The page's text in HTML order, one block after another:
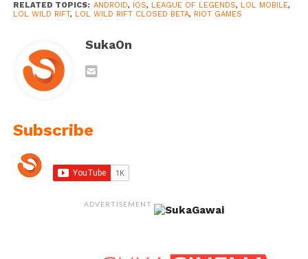
RELATED TOPICS: ANDROID, IOS, LEAGUE OF LEGENDS, LOL MOBILE,
LOL WILD RIFT, LOL WILD RIFT CLOSED BETA, RIOT GAMES
SukaOn
Subscribe
ADVERTISEMENT